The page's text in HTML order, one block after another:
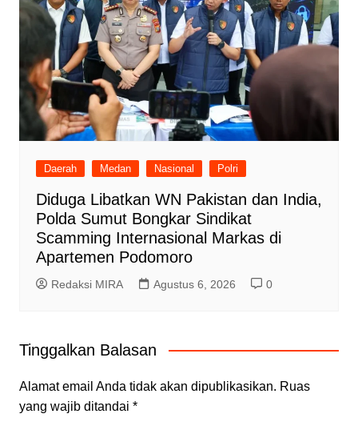
Daerah Medan Nasional Polri
Diduga Libatkan WN Pakistan dan India,
Polda Sumut Bongkar Sindikat
Scamming Internasional Markas di
Apartemen Podomoro
Redaksi MIRA Agustus 6, 2026 0
Tinggalkan Balasan
Alamat email Anda tidak akan dipublikasikan. Ruas
yang wajib ditandai *